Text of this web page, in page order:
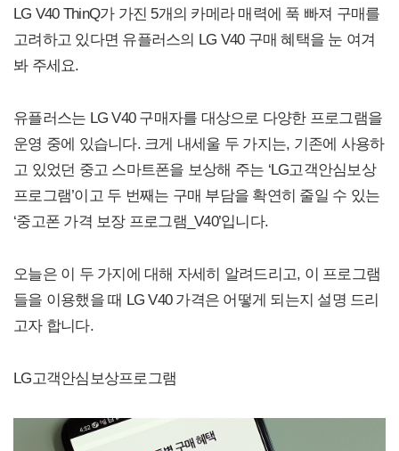
LG V40 ThinQ가 가진 5개의 카메라 매력에 푹 빠져 구매를
고려하고 있다면 유플러스의 LG V40 구매 혜택을 눈 여겨
봐 주세요.
유플러스는 LG V40 구매자를 대상으로 다양한 프로그램을
운영 중에 있습니다. 크게 내세울 두 가지는, 기존에 사용하
고 있었던 중고 스마트폰을 보상해 주는 ‘LG고객안심보상
프로그램’이고 두 번째는 구매 부담을 확연히 줄일 수 있는
‘중고폰 가격 보장 프로그램_V40’입니다.
오늘은 이 두 가지에 대해 자세히 알려드리고, 이 프로그램
들을 이용했을 때 LG V40 가격은 어떻게 되는지 설명 드리
고자 합니다.
LG고객안심보상프로그램